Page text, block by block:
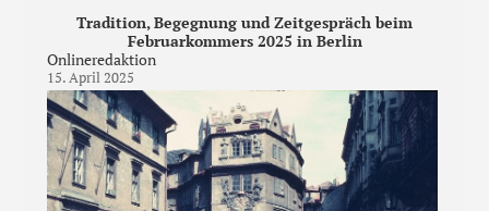
Tradition, Begegnung und Zeitgespräch beim
Februarkommers 2025 in Berlin
Onlineredaktion
15. April 2025